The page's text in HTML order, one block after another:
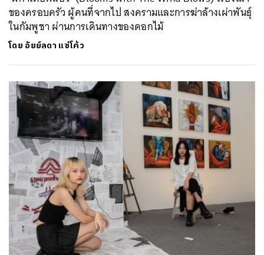
ของครอบครัว ผู้คนที่จากไป สงครามและการฆ่าล้างเผ่าพันธุ์
ในกัมพูชา ผ่านการเดินทางของดอกไม้
โดย อัยย์ลดา แซ่โค้ว
ค้นหา
SHARE TWEET LINE EMAIL